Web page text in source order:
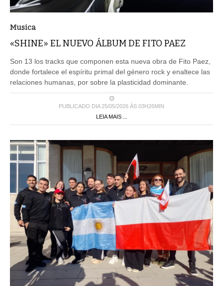
«SHINE» EL NUEVO ÁLBUM DE FITO PAEZ
donde fortalece el espíritu primal del género rock y enaltece las
relaciones humanas, por sobre la plasticidad dominante.
PUBLICADO DIA 25/05/2026 ÀS 03H26MIN
LEIA MAIS ...